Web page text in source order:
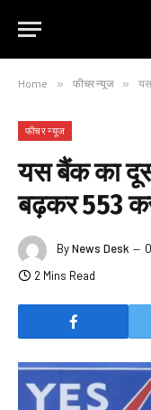
Home » फीचर न्यूज » यस
फीचर न्यूज
यस बैंक का
बढ़कर 553
ByNews Desk
2 Mins Read